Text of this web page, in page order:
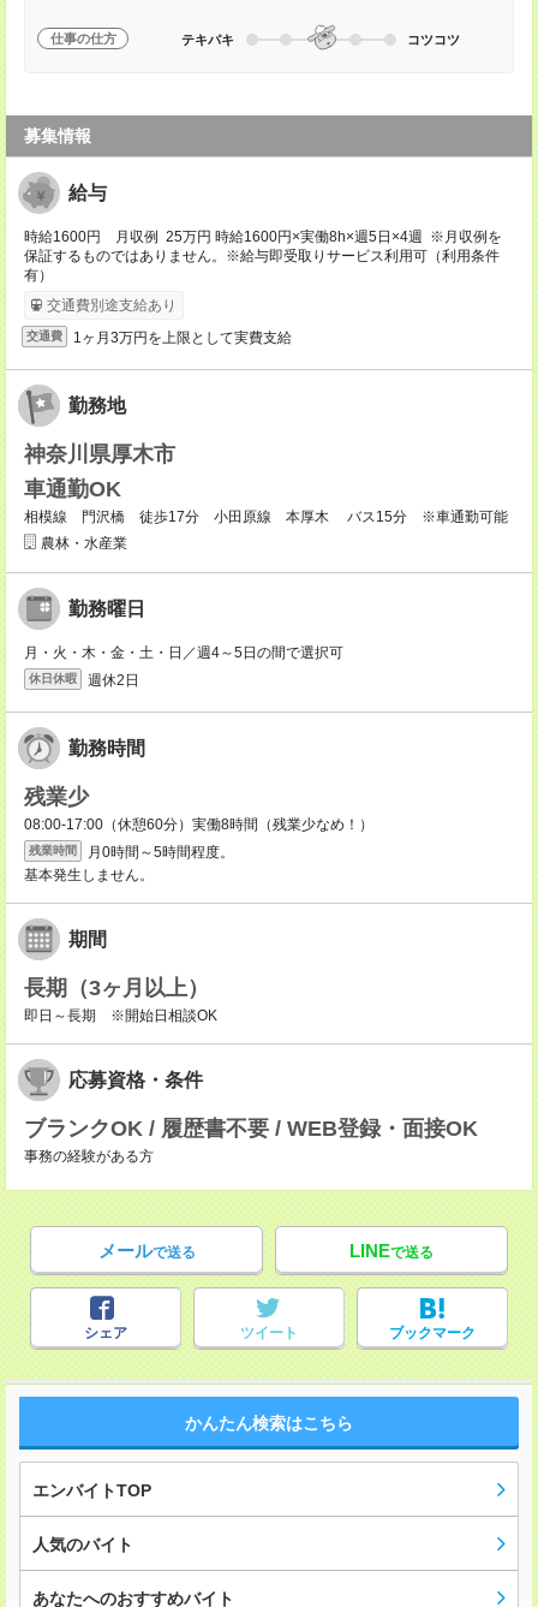
仕事の仕方 テキパキ コツコツ
募集情報
給与
時給1600円 月収例 25万円 時給1600円×実働8h×週5日×4週 ※月収例を
保証するものではありません。※給与即受取りサービス利用可（利用条件
有）
交通費別途支給あり
交通費 1ヶ月3万円を上限として実費支給
勤務地
神奈川県厚木市
車通勤OK
相模線 門沢橋 徒歩17分 小田原線 本厚木 バス15分 ※車通勤可能
農林・水産業
勤務曜日
月・火・木・金・土・日／週4～5日の間で選択可
休日休暇 週休2日
勤務時間
残業少
08:00-17:00（休憩60分）実働8時間（残業少なめ！）
残業時間
月0時間～5時間程度。
基本発生しません。
期間
長期（3ヶ月以上）
即日～長期 ※開始日相談OK
応募資格・条件
ブランクOK / 履歴書不要 / WEB登録・面接OK
事務の経験がある方
メールで送る LINEで送る
シェア ツイート ブックマーク
かんたん検索はこちら
エンバイトTOP
人気のバイト
あなたへのおすすめバイト